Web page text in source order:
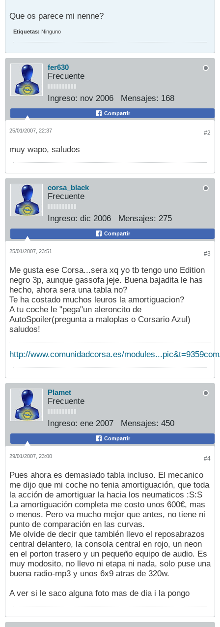
Que os parece mi nenne?
Etiquetas: Ninguno
fer630
Frecuente
Ingreso: nov 2006 Mensajes: 168
Compartir
#2
25/01/2007, 22:37
muy wapo, saludos
corsa_black
Frecuente
Ingreso: dic 2006 Mensajes: 275
Compartir
#3
25/01/2007, 23:51
Me gusta ese Corsa...sera xq yo tb tengo uno Edition
negro 3p, aunque gassofa jeje. Buena bajadita le has
hecho, ahora sera una tabla no?
Te ha costado muchos leuros la amortiguacion?
A tu coche le "pega"un aleroncito de
AutoSpoiler(pregunta a maloplas o Corsario Azul)
saludos!
http://www.comunidadcorsa.es/
Plamet
Frecuente
Ingreso: ene 2007 Mensajes: 450
Compartir
#4
29/01/2007, 23:00
Pues ahora es demasiado tabla incluso. El mecanico
me dijo que mi coche no tenia amortiguación, que toda
la acción de amortiguar la hacia los neumaticos :S:S
La amortiguación completa me costo unos 600€, mas
o menos. Pero va mucho mejor que antes, no tiene ni
punto de comparación en las curvas.
Me olvide de decir que también llevo el reposabrazos
central delantero, la consola central en rojo, un neon
en el porton trasero y un pequeño equipo de audio. Es
muy modosito, no llevo ni etapa ni nada, solo puse una
buena radio-mp3 y unos 6x9 atras de 320w.
A ver si le saco alguna foto mas de dia i la pongo